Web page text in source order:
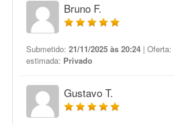
Bruno F.
Submetido: 21/11/2025 às 20:24 | Oferta:
estimada: Privado
Gustavo T.